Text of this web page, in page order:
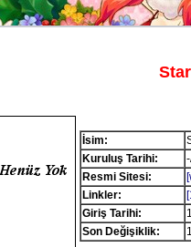
İsim:
Kuruluş Tarihi:
Resmi Sitesi:
Linkler:
Giriş Tarihi:
Son Değişiklik: